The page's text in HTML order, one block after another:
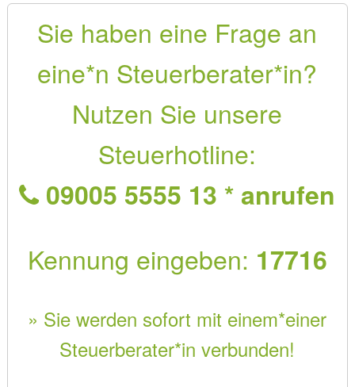
Sie haben eine Frage an
eine*n Steuerberater*in?
Nutzen Sie unsere
Steuerhotline:
09005 5555 13 * anrufen
Kennung eingeben: 17716
» Sie werden sofort mit einem*einer
Steuerberater*in verbunden!